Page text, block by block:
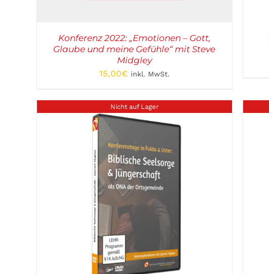
Konferenz 2022: „Emotionen – Gott,
Glaube und meine Gefühle“ mit Steve
Midgley
15,00€ inkl. MwSt.
Nicht auf Lager
DETAILS